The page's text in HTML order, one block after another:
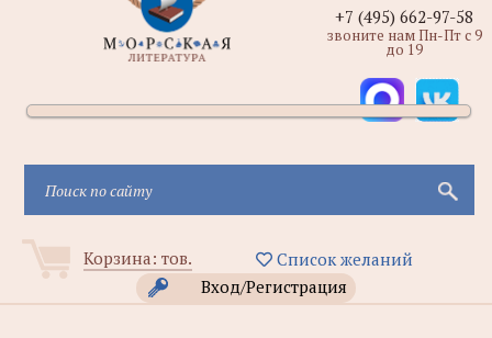
Корзина: тов.
Список желаний
Вход/Регистрация
+7 (495) 662-97-58
звоните нам Пн-Пт с 9
до 19